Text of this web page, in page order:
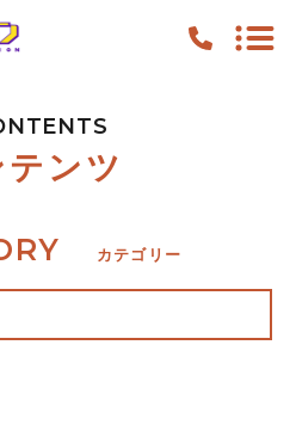
テンツ
カテゴリー